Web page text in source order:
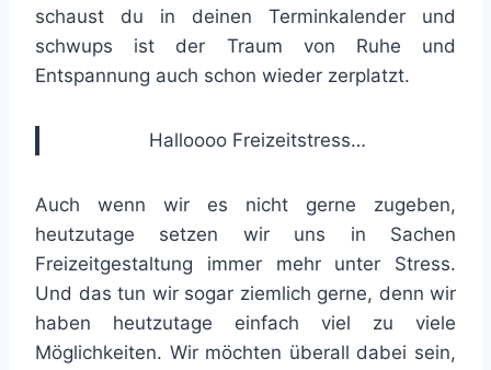
schaust du in deinen Terminkalender und
schwups ist der Traum von Ruhe und
Entspannung auch schon wieder zerplatzt.
Halloooo Freizeitstress…
Auch wenn wir es nicht gerne zugeben,
heutzutage setzen wir uns in Sachen
Freizeitgestaltung immer mehr unter Stress.
Und das tun wir sogar ziemlich gerne, denn wir
haben heutzutage einfach viel zu viele
Möglichkeiten. Wir möchten überall dabei sein,